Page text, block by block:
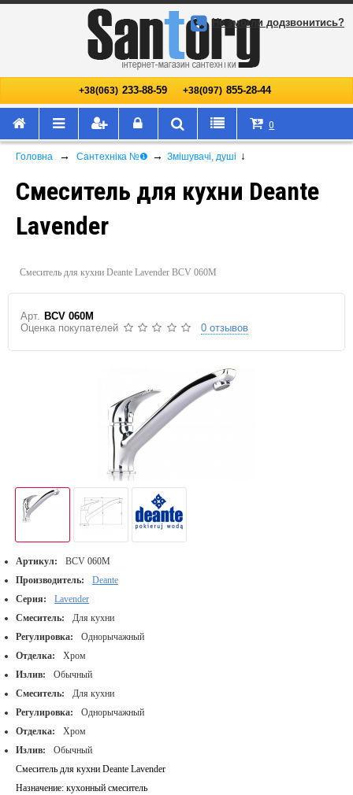
+38(063) 233-88-59 +38(097) 855-28-44
Не змогли додзвонитись?
0
Головна → Сантехніка №❶ → Змішувачі, душі ↓
Смеситель для кухни Deante
Lavender
Смеситель для кухни Deante Lavender BCV 060M
Арт. BCV 060M
Оценка покупателей
0 отзывов
Артикул:
BCV 060M
Производитель:
Deante
Серия:
Lavender
Смеситель:
Для кухни
Регулировка:
Однорычажный
Отделка:
Хром
Излив:
Обычный
Смеситель:
Для кухни
Регулировка:
Однорычажный
Отделка:
Хром
Излив:
Обычный
Смеситель для кухни Deante Lavender
Назначение: кухонный смеситель